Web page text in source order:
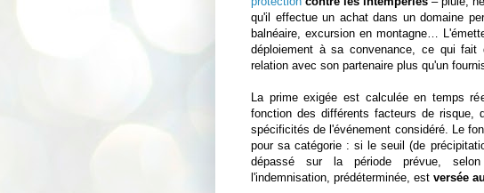
qu'il effectue un achat dans un domaine
balnéaire, excursion en montagne…
déploiement à sa convenance, ce qui
relation avec son partenaire plus qu'un
La prime exigée est calculée en temps
fonction des différents facteurs de risque,
spécificités de l'événement considéré. Le
pour sa catégorie : si le seuil (de
dépassé sur la période prévue,
l'indemnisation, prédéterminée, est versée